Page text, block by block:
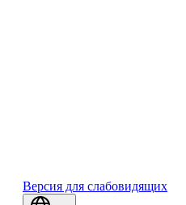
Версия для слабовидящих